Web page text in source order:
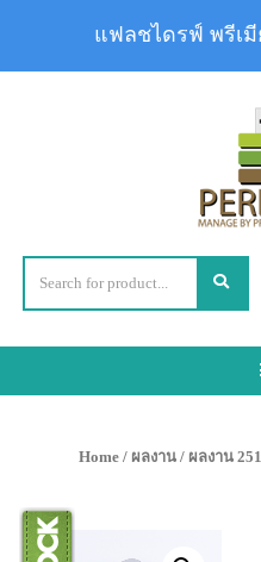
Home / ผลงาน / ผลงาน
แฟลชไดรฟ์ พรีเมี